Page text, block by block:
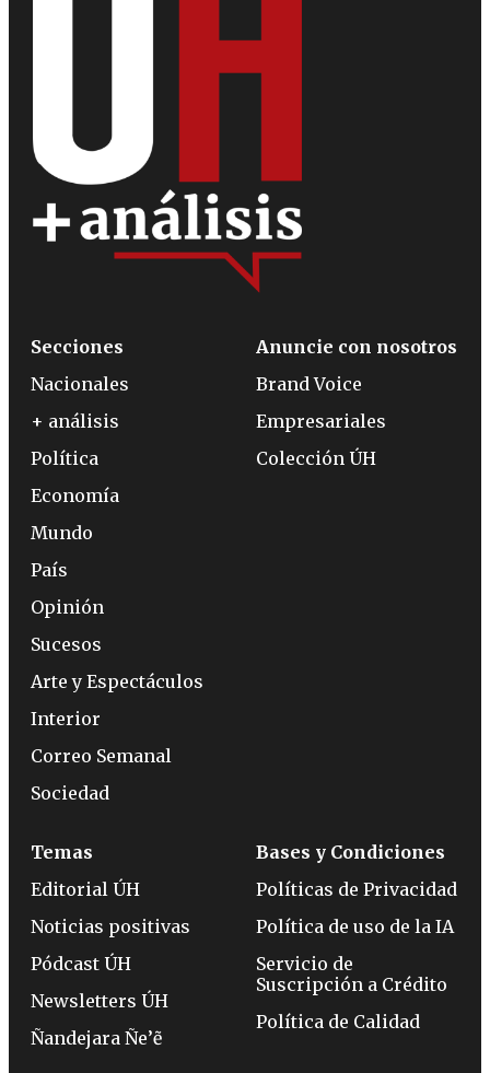
Secciones
Nacionales
+ análisis
Política
Economía
Mundo
País
Opinión
Sucesos
Arte y Espectáculos
Interior
Correo Semanal
Sociedad
Anuncie con nosotros
Brand Voice
Empresariales
Colección ÚH
Temas
Editorial ÚH
Noticias positivas
Pódcast ÚH
Newsletters ÚH
Ñandejara Ñe’ẽ
Bases y Condiciones
Políticas de Privacidad
Política de uso de la IA
Servicio de
Suscripción a Crédito
Política de Calidad